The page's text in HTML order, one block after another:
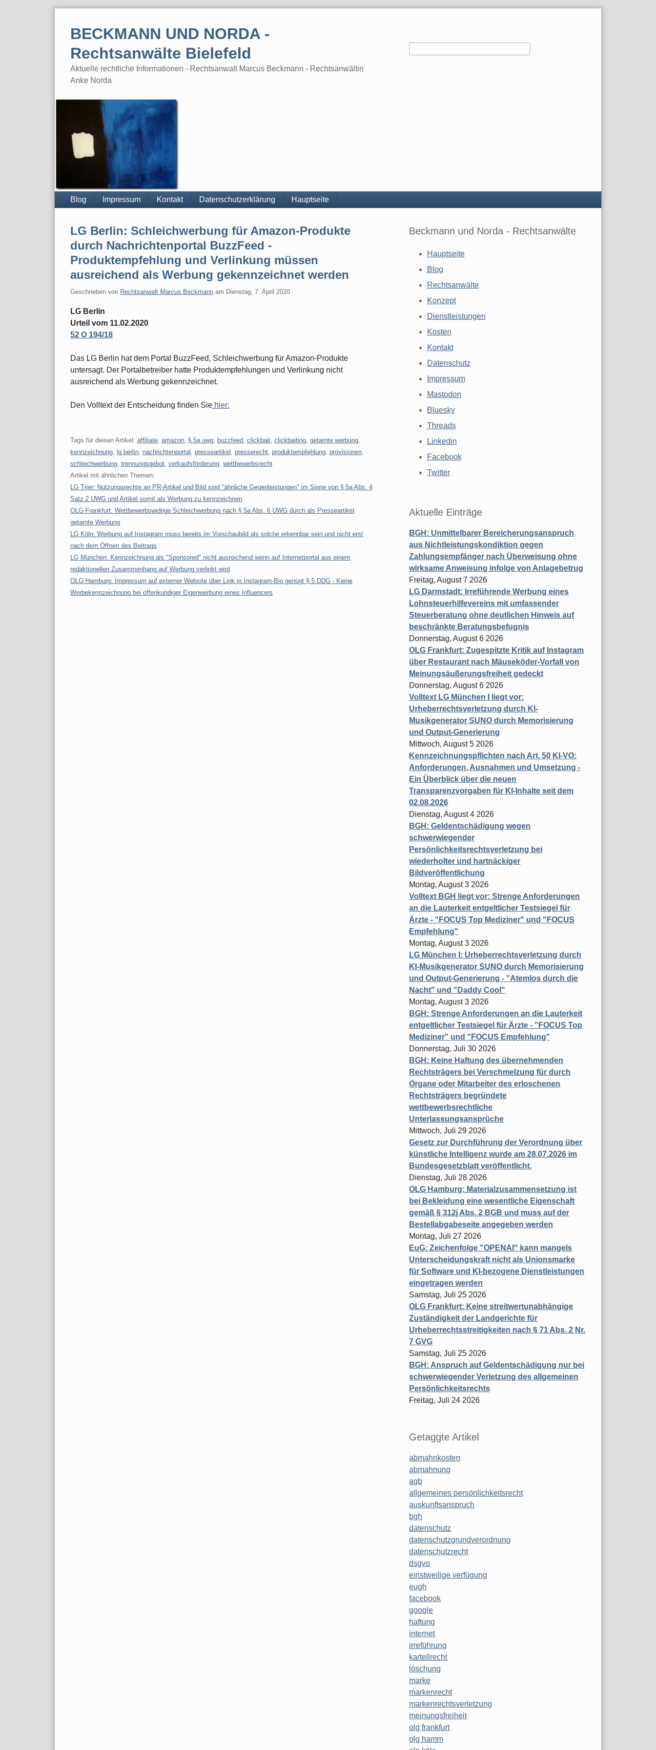
BECKMANN UND NORDA -
Rechtsanwälte Bielefeld
Aktuelle rechtliche Informationen - Rechtsanwalt Marcus Beckmann - Rechtsanwältin
Anke Norda
Blog Impressum Kontakt Datenschutzerklärung Hauptseite
LG Berlin: Schleichwerbung für Amazon-Produkte
durch Nachrichtenportal BuzzFeed -
Produktempfehlung und Verlinkung müssen
ausreichend als Werbung gekennzeichnet werden
Geschrieben von Rechtsanwalt Marcus Beckmann am Dienstag, 7. April 2020
LG Berlin
Urteil vom 11.02.2020
52 O 194/18
Das LG Berlin hat dem Portal BuzzFeed, Schleichwerbung für Amazon-Produkte
untersagt. Der Portalbetreiber hatte Produktempfehlungen und Verlinkung nicht
ausreichend als Werbung gekennzeichnet.
Den Volltext der Entscheidung finden Sie hier:
Tags für diesen Artikel: affiliate amazon § 5a uwg buzzfeed clickbait clickbaiting getarnte werbung
kennzeichnung
lg berlin nachrichtenportal presseartikel presserecht produktempfehlung provisionen
schleichwerbung trennungsgebot verkaufsförderung wettbewerbsrecht
Artikel mit ähnlichen Themen:
LG Trier: Nutzungsrechte an PR-Artikel und Bild sind "ähnliche Gegenleistungen" im Sinne von § 5a Abs. 4
Satz 2 UWG und Artikel somit als Werbung zu kennzeichnen
OLG Frankfurt: Wettbewerbswidrige Schleichwerbung nach § 5a Abs. 6 UWG durch als Presseartikel
getarnte Werbung
LG Köln: Werbung auf Instagram muss bereits im Vorschaubild als solche erkennbar sein und nicht erst
nach dem Öffnen des Beitrags
LG München: Kennzeichnung als "Sponsored" nicht ausreichend wenn auf Internetportal aus einem
redaktionellen Zusammenhang auf Werbung verlinkt wird
OLG Hamburg: Impressum auf externer Website über Link in Instagram-Bio genügt § 5 DDG - Keine
Werbekennzeichnung bei offenkundiger Eigenwerbung eines Influencers
Beckmann und Norda - Rechtsanwälte
Hauptseite
Blog
Rechtsanwälte
Konzept
Dienstleistungen
Kosten
Kontakt
Datenschutz
Impressum
Mastodon
Bluesky
Threads
Linkedin
Facebook
Twitter
Aktuelle Einträge
BGH: Unmittelbarer Bereicherungsanspruch
aus Nichtleistungskondiktion gegen
Zahlungsempfänger nach Überweisung ohne
wirksame Anweisung infolge von Anlagebetrug
Freitag, August 7 2026
LG Darmstadt: Irreführende Werbung eines
Lohnsteuerhilfevereins mit umfassender
Steuerberatung ohne deutlichen Hinweis auf
beschränkte Beratungsbefugnis
Donnerstag, August 6 2026
OLG Frankfurt: Zugespitzte Kritik auf Instagram
über Restaurant nach Mäuseköder-Vorfall von
Meinungsäußerungsfreiheit gedeckt
Donnerstag, August 6 2026
Volltext LG München I liegt vor:
Urheberrechtsverletzung durch KI-
Musikgenerator SUNO durch Memorisierung
und Output-Generierung
Mittwoch, August 5 2026
Kennzeichnungspflichten nach Art. 50 KI-VO:
Anforderungen, Ausnahmen und Umsetzung -
Ein Überblick über die neuen
Transparenzvorgaben für KI-Inhalte seit dem
02.08.2026
Dienstag, August 4 2026
BGH: Geldentschädigung wegen
schwerwiegender
Persönlichkeitsrechtsverletzung bei
wiederholter und hartnäckiger
Bildveröffentlichung
Montag, August 3 2026
Volltext BGH liegt vor: Strenge Anforderungen
an die Lauterkeit entgeltlicher Testsiegel für
Ärzte - "FOCUS Top Mediziner" und "FOCUS
Empfehlung"
Montag, August 3 2026
LG München I: Urheberrechtsverletzung durch
KI-Musikgenerator SUNO durch Memorisierung
und Output-Generierung - "Atemlos durch die
Nacht" und "Daddy Cool"
Montag, August 3 2026
BGH: Strenge Anforderungen an die Lauterkeit
entgeltlicher Testsiegel für Ärzte - "FOCUS Top
Mediziner" und "FOCUS Empfehlung"
Donnerstag, Juli 30 2026
BGH: Keine Haftung des übernehmenden
Rechtsträgers bei Verschmelzung für durch
Organe oder Mitarbeiter des erloschenen
Rechtsträgers begründete
wettbewerbsrechtliche
Unterlassungsansprüche
Mittwoch, Juli 29 2026
Gesetz zur Durchführung der Verordnung über
künstliche Intelligenz wurde am 28.07.2026 im
Bundesgesetzblatt veröffentlicht.
Dienstag, Juli 28 2026
OLG Hamburg: Materialzusammensetzung ist
bei Bekleidung eine wesentliche Eigenschaft
gemäß § 312j Abs. 2 BGB und muss auf der
Bestellabgabeseite angegeben werden
Montag, Juli 27 2026
EuG: Zeichenfolge "OPENAI" kann mangels
Unterscheidungskraft nicht als Unionsmarke
für Software und KI-bezogene Dienstleistungen
eingetragen werden
Samstag, Juli 25 2026
OLG Frankfurt: Keine streitwertunabhängige
Zuständigkeit der Landgerichte für
Urheberrechtsstreitigkeiten nach § 71 Abs. 2 Nr.
7 GVG
Samstag, Juli 25 2026
BGH: Anspruch auf Geldentschädigung nur bei
schwerwiegender Verletzung des allgemeinen
Persönlichkeitsrechts
Freitag, Juli 24 2026
Getaggte Artikel
abmahnkosten
abmahnung
agb
allgemeines persönlichkeitsrecht
auskunftsanspruch
bgh
datenschutz
datenschutzgrundverordnung
datenschutzrecht
dsgvo
einstweilige verfügung
eugh
facebook
google
haftung
internet
irreführung
kartellrecht
löschung
marke
markenrecht
markenrechtsverletzung
meinungsfreiheit
olg frankfurt
olg hamm